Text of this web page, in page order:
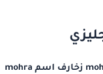
زخرفة اسم mohra بالانجليزي اسم مهرة مزخرف بالانجليزي كيف أكتب اسم مهره بالانجليزي mohrah زخارف اسم mohra